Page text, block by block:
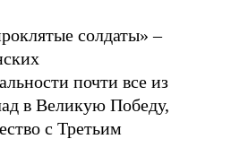
солдаты» –
почти все из
в Великую Победу,
с Третьим